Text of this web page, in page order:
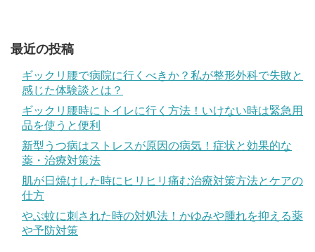
最近の投稿
ギックリ腰で病院に行くべきか？私が整形外科で失敗と
感じた体験談とは？
ギックリ腰時にトイレに行く方法！いけない時は緊急用
品を使うと便利
新型うつ病はストレスが原因の病気！症状と効果的な
薬・治療対策法
肌が日焼けした時にヒリヒリ痛む治療対策方法とケアの
仕方
やぶ蚊に刺された時の対処法！かゆみや腫れを抑える薬
や予防対策